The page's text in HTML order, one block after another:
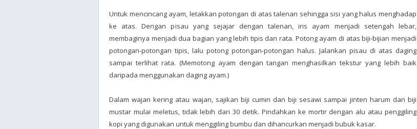
Untuk mencincang ayam, letakkan potongan di atas talenan sehingga sisi yang halus menghadap
ke atas. Dengan pisau yang sejajar dengan talenan, iris ayam menjadi setengah lebar,
membaginya menjadi dua bagian yang lebih tipis dan rata. Potong ayam di atas biji-bijian menjadi
potongan-potongan tipis, lalu potong potongan-potongan halus. Jalankan pisau di atas daging
sampai terlihat rata. (Memotong ayam dengan tangan menghasilkan tekstur yang lebih baik
daripada menggunakan daging ayam.)
Dalam wajan kering atau wajan, sajikan biji cumin dan biji sesawi sampai jinten harum dan biji
mustar mulai meletus, tidak lebih dari 30 detik. Pindahkan ke mortir dengan alu atau penggiling
kopi yang digunakan untuk menggiling bumbu dan dihancurkan menjadi bubuk kasar.